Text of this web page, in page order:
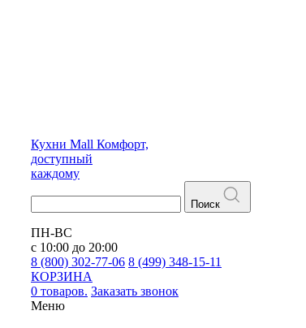
Кухни Mall Комфорт,
доступный
каждому
Поиск
ПН-ВС
с 10:00 до 20:00
8 (800) 302-77-06 8 (499) 348-15-11
КОРЗИНА
0 товаров. Заказать звонок
Меню